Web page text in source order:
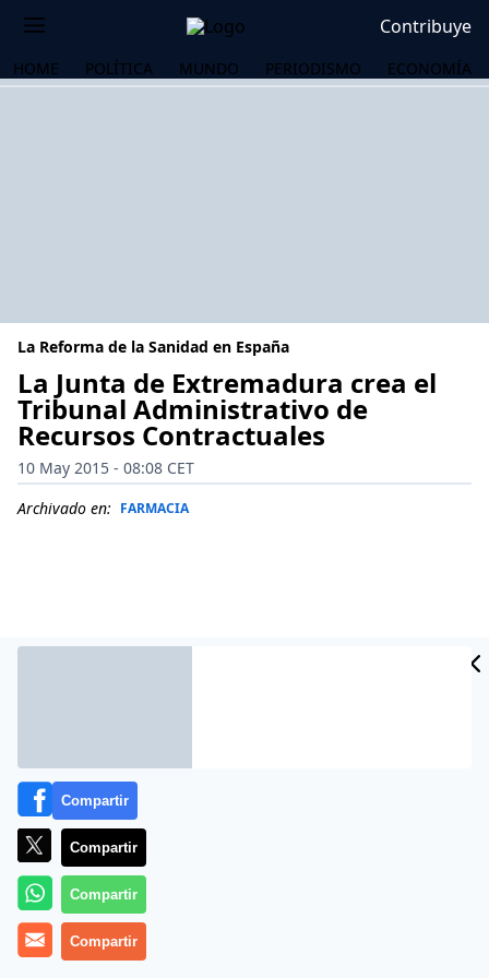
Contribuye
HOME POLÍTICA MUNDO PERIODISMO ECONOMÍA
La Reforma de la Sanidad en España
La Junta de Extremadura crea el
Tribunal Administrativo de
Recursos Contractuales
10 May 2015 - 08:08 CET
Archivado en: FARMACIA
Más información
Compartir
Compartir
Compartir
Compartir